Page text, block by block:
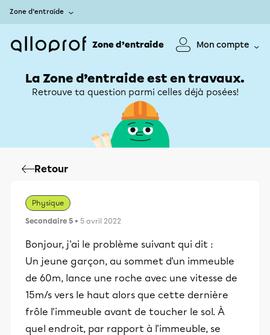
Zone d’entraide
Zone d’entraide Mon compte
La Zone d’entraide est en travaux.
Retrouve ta question parmi celles déjà posées!
Retour
Physique
Secondaire 5 • 5 avril 2022
Bonjour, j'ai le problème suivant qui dit :
Un jeune garçon, au sommet d'un immeuble
de 60m, lance une roche avec une vitesse de
15m/s vers le haut alors que cette dernière
frôle l'immeuble avant de toucher le sol. À
quel endroit, par rapport à l'immeuble, se